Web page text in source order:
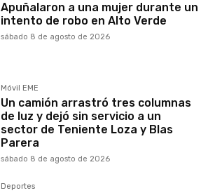
Apuñalaron a una mujer durante un
intento de robo en Alto Verde
sábado 8 de agosto de 2026
Móvil EME
Un camión arrastró tres columnas
de luz y dejó sin servicio a un
sector de Teniente Loza y Blas
Parera
sábado 8 de agosto de 2026
Deportes